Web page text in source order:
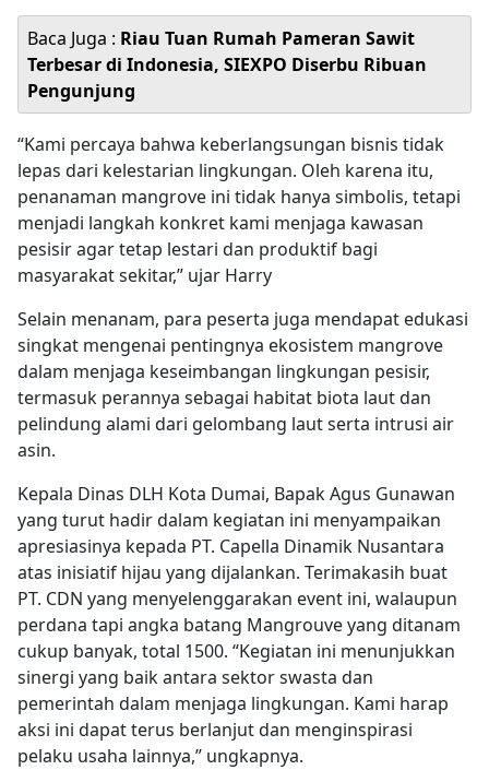
Baca Juga : Riau Tuan Rumah Pameran Sawit
Terbesar di Indonesia, SIEXPO Diserbu Ribuan
Pengunjung
“Kami percaya bahwa keberlangsungan bisnis tidak
lepas dari kelestarian lingkungan. Oleh karena itu,
penanaman mangrove ini tidak hanya simbolis, tetapi
menjadi langkah konkret kami menjaga kawasan
pesisir agar tetap lestari dan produktif bagi
masyarakat sekitar,” ujar Harry
Selain menanam, para peserta juga mendapat edukasi
singkat mengenai pentingnya ekosistem mangrove
dalam menjaga keseimbangan lingkungan pesisir,
termasuk perannya sebagai habitat biota laut dan
pelindung alami dari gelombang laut serta intrusi air
asin.
Kepala Dinas DLH Kota Dumai, Bapak Agus Gunawan
yang turut hadir dalam kegiatan ini menyampaikan
apresiasinya kepada PT. Capella Dinamik Nusantara
atas inisiatif hijau yang dijalankan. Terimakasih buat
PT. CDN yang menyelenggarakan event ini, walaupun
perdana tapi angka batang Mangrouve yang ditanam
cukup banyak, total 1500. “Kegiatan ini menunjukkan
sinergi yang baik antara sektor swasta dan
pemerintah dalam menjaga lingkungan. Kami harap
aksi ini dapat terus berlanjut dan menginspirasi
pelaku usaha lainnya,” ungkapnya.